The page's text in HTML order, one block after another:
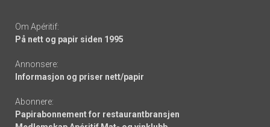
Om Apéritif:
På nett og papir siden 1995
Annonsere:
Informasjon og priser nett/papir
Abonnere:
Papirabonnement for restaurantbransjen